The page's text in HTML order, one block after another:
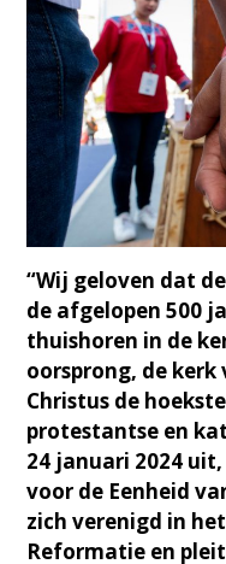
“Wij geloven dat
de afgelopen 500
thuishoren in de
oorsprong, de
Christus de
protestantse en
24 januari 2024
voor de Eenheid
zich verenigd in
Reformatie en